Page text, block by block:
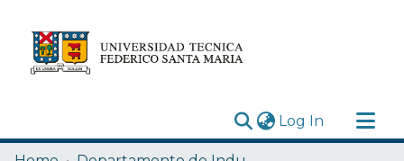
Log In (current)
Research Outputs